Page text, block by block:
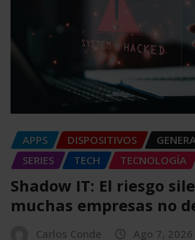
APPS DISPOSITIVOS
SERIES
TECH TECNOLOGÍA
Shadow IT: El riesgo
muchas empresas no
Carlos Conde Ago 7, 2026